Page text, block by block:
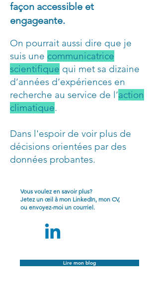
façon accessible et
engageante.
On pourrait aussi dire que je
suis une communicatrice
scientifique qui met sa dizaine
d’années d’expériences en
recherche au service de l’action
climatique.
Dans l'espoir de voir plus de
décisions orientées par des
données probantes.
Vous voulez en savoir plus?
Jetez un œil à mon LinkedIn, mon CV,
ou envoyez-moi un courriel.
Lire mon blog